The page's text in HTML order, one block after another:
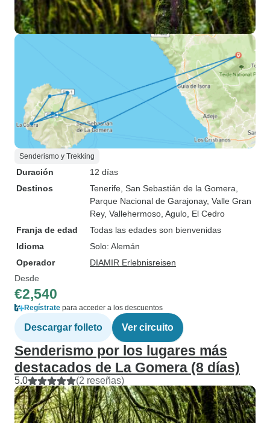
Senderismo y Trekking
Duración
12 días
Destinos
Tenerife , San Sebastián de la Gomera
Parque Nacional de Garajonay, Valle Gran
Rey, Vallehermoso , Agulo , El Cedro
Franja de edad
Todas las edades son bienvenidas
Idioma
Solo: Alemán
Operador
DIAMIR Erlebnisreisen
Desde
€2,540
Regístrate para acceder a los descuentos
Descargar folleto Ver circuito
Senderismo por los lugares más
destacados de La Gomera (8 días)
5.0 (2 reseñas)